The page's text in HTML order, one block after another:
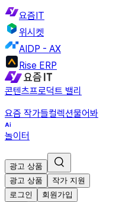
요즘IT
위시켓
AIDP - AX
Rise ERP
콘텐츠프로덕트 밸리
요즘 작가들컬렉션물어봐
놀이터
광고 상품
광고 상품
작가 지원
로그인
회원가입